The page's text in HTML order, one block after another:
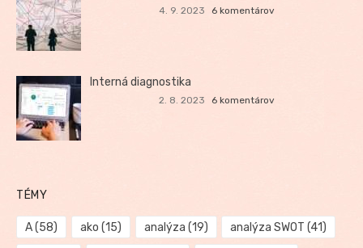
4. 9. 2023 6 komentárov
Interná diagnostika
2. 8. 2023 6 komentárov
TÉMY
A(58) ako (15) analýza (19) analýza SWOT (41)